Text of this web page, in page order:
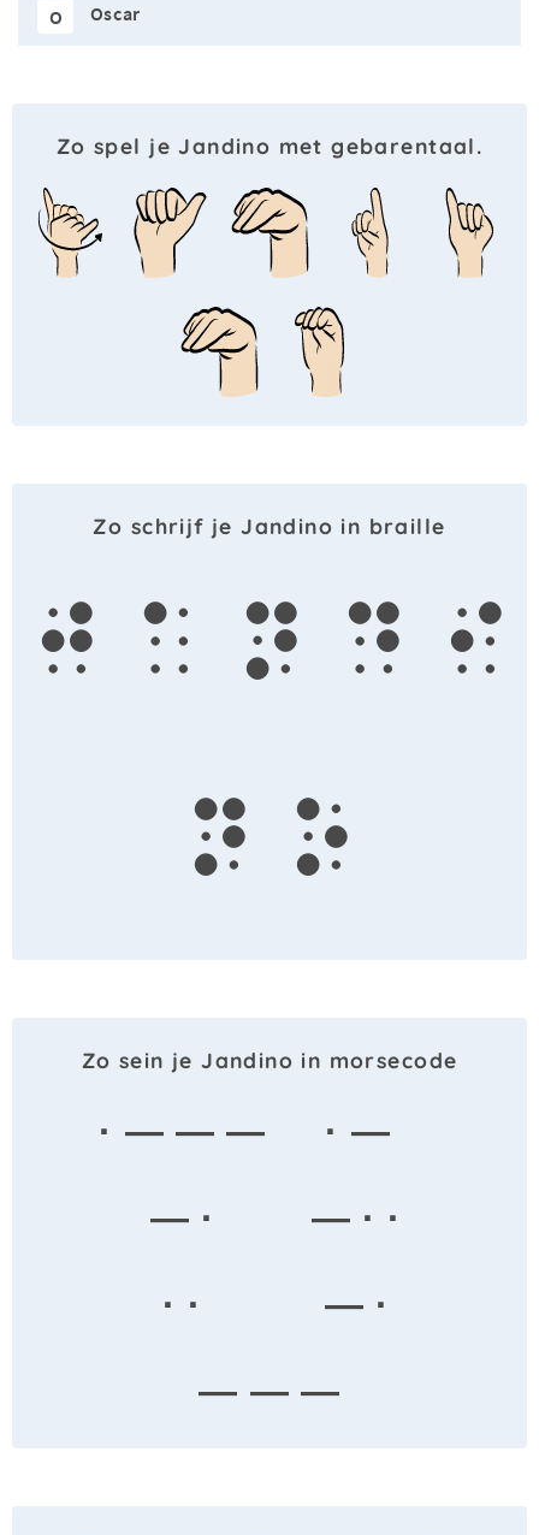
O Oscar
Zo spel je Jandino met gebarentaal.
Zo schrijf je Jandino in braille
j a n d i
n o
Zo sein je Jandino in morsecode
· — — —
· —
— ·
— · ·
· ·
— ·
— — —